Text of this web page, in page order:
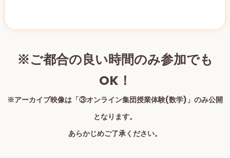
※ご都合の良い時間のみ参加でも
OK！
※アーカイブ映像は「③オンライン集団授業体験(数学)」のみ公開
となります。
あらかじめご了承ください。